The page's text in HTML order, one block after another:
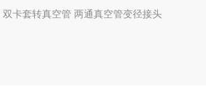
卡套转真空管 两通真空管变径接头